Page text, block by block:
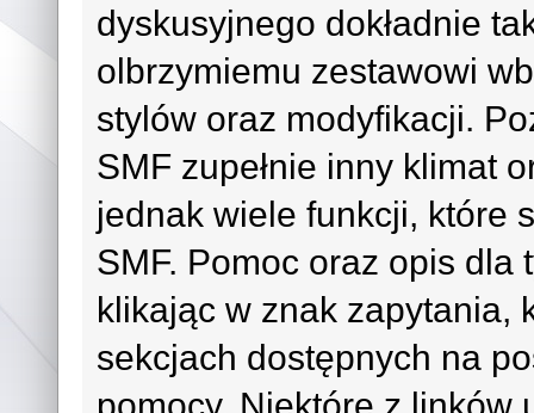
dyskusyjnego dokładnie
olbrzymiemu zestawowi
stylów oraz modyfikacji.
SMF zupełnie inny klimat
jednak wiele funkcji, które
SMF. Pomoc oraz opis dla
klikając w znak zapytania,
sekcjach dostępnych na
pomocy. Niektóre z linków